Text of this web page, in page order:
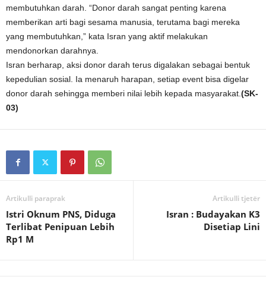
membutuhkan darah. “Donor darah sangat penting karena
memberikan arti bagi sesama manusia, terutama bagi mereka
yang membutuhkan,” kata Isran yang aktif melakukan
mendonorkan darahnya.
Isran berharap, aksi donor darah terus digalakan sebagai bentuk
kepedulian sosial. Ia menaruh harapan, setiap event bisa digelar
donor darah sehingga memberi nilai lebih kepada masyarakat. (SK-
03)
Artikulli paraprak
Istri Oknum PNS, Diduga
Terlibat Penipuan Lebih
Rp1 M
Artikulli tjetër
Isran : Budayakan K3
Disetiap Lini